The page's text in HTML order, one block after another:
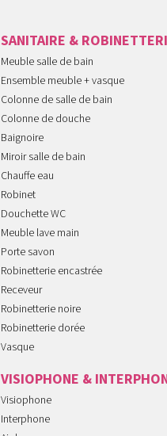
SANITAIRE &
Meuble salle de bain
Ensemble meuble + vasque
Colonne de salle de bain
Colonne de douche
Baignoire
Miroir salle de bain
Chauffe eau
Robinet
Douchette WC
Meuble lave main
Porte savon
Robinetterie encastrée
Receveur
Robinetterie noire
Robinetterie dorée
Vasque
VISIOPHONE &
Visiophone
Interphone